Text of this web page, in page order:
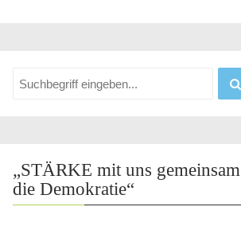
„STÄRKE mit uns gemeinsam
die Demokratie“